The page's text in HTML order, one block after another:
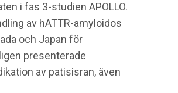
i fas 3-studien APOLLO.
av hATTR-amyloidos
och Japan för
presenterade
av patisisran, även